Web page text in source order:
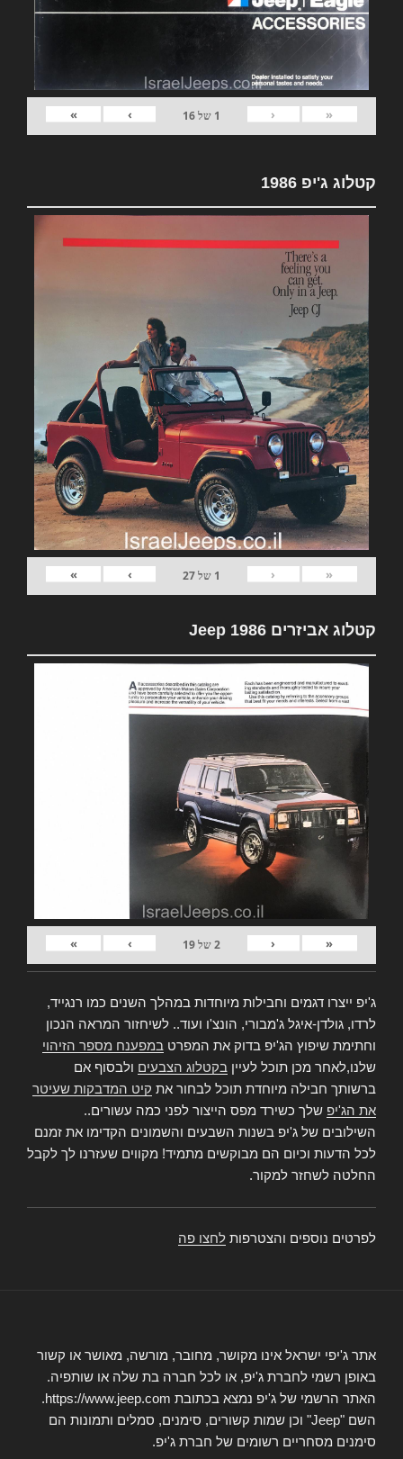
«
‹
1 של16
›
»
קטלוג ג'יפ 1986
«
‹
1 של27
›
»
קטלוג אביזרים Jeep 1986
«
‹
2של19
›
»
ג'יפ ייצרו דגמים וחבילות מיוחדות במהלך השנים כמו רנגייד,
לרדו, גולדן-איגל ג'מבורי, הונצ'ו ועוד.. לשיחזור המראה הנכון
וחתימת שיפוץ הג'יפ בדוק את המפרט במפענח מספר הזיהוי
שלנו,לאחר מכן תוכל לעיין בקטלוג הצבעים ולבסוף אם
ברשותך חבילה מיוחדת תוכל לבחור את קיט המדבקות שעיטר
את הג'יפ שלך כשירד מפס הייצור לפני כמה עשורים..
השילובים של ג'יפ בשנות השבעים והשמונים הקדימו את זמנם
לכל הדעות וכיום הם מבוקשים מתמיד! מקווים שעזרנו לך לקבל
החלטה לשחזר למקור.
לפרטים נוספים והצטרפות לחצו פה
אתר ג'יפי ישראל אינו מקושר, מחובר, מורשה, מאושר או קשור
באופן רשמי לחברת ג'יפ, או לכל חברה בת שלה או שותפיה.
האתר הרשמי של ג'יפ נמצא בכתובת https://www.jeep.com.
השם "Jeep" וכן שמות קשורים, סימנים, סמלים ותמונות הם
סימנים מסחריים רשומים של חברת ג'יפ.